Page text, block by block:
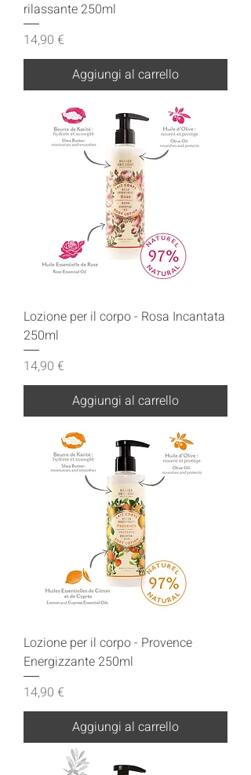
rilassante 250ml
Prezzo
14,90 €
Aggiungi al carrello
Lozione per il corpo - Rosa Incantata
250ml
Prezzo
14,90 €
Aggiungi al carrello
Lozione per il corpo - Provence
Energizzante 250ml
Prezzo
14,90 €
Aggiungi al carrello